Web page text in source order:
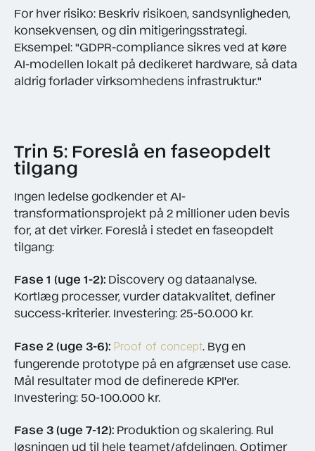
For hver risiko: Beskriv risikoen, sandsynligheden,
konsekvensen, og din mitigeringsstrategi.
Eksempel: "GDPR-compliance sikres ved at køre
AI-modellen lokalt på dedikeret hardware, så data
aldrig forlader virksomhedens infrastruktur."
Trin 5: Foreslå en faseopdelt
tilgang
Ingen ledelse godkender et AI-
transformationsprojekt på 2 millioner uden bevis
for, at det virker. Foreslå i stedet en faseopdelt
tilgang:
Fase 1 (uge 1-2): Discovery og dataanalyse.
Kortlæg processer, vurder datakvalitet, definer
success-kriterier. Investering: 25-50.000 kr.
Fase 2 (uge 3-6): Proof of concept . Byg en
fungerende prototype på en afgrænset use case.
Mål resultater mod de definerede KPI'er.
Investering: 50-100.000 kr.
Fase 3 (uge 7-12): Produktion og skalering. Rul
løsningen ud til hele teamet/afdelingen. Optimer